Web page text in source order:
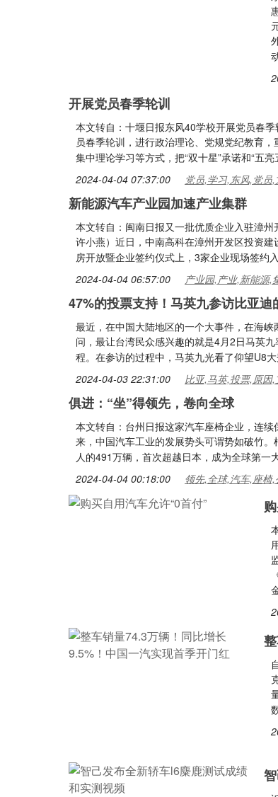
开展党员春季轮训
本文转自：十堰日报东风40学校开展党员春
员春季轮训，进行政治理论、党规党纪教育
集中理论学习等方式，把“双十星”承诺和“五
2024-04-04 07:37:00 党员,学习,东风,党员
新能源汽车产业园加速产业集群
本文转自：闽南日报又一批优质企业入驻漳
许小燕）近日，中南高科在漳州开发区投资
房开放暨企业签约仪式上，3家企业现场签约
2024-04-04 06:57:00 产业园,产业,新能源,
47%的投票支持！马英九参访比亚迪
最近，在中国大陆地区的一个大事件，在海
问，最让台湾民众感兴趣的就是4月2日马英
程。在参访的过程中，马英九光看了仰望U8
2024-04-03 22:31:00 比亚,马英,投票,原因
俱进：“坐”得领先，卷向全球
本文转自：台州日报这家汽车座椅企业，连
来，中国汽车工业的发展势头可谓势如破竹
人的491万辆，首次超越日本，成为全球第一
2024-04-04 00:18:00 领先,全球,汽车,座椅